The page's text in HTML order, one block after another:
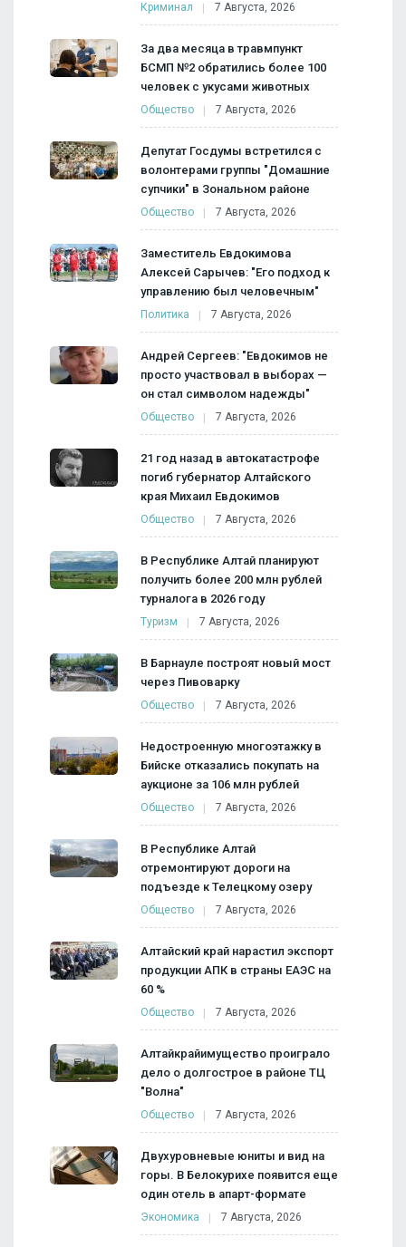
Криминал 7 Августа, 2026
За два месяца в травмпункт
БСМП №2 обратились более 100
человек с укусами животных
Общество 7 Августа, 2026
Депутат Госдумы встретился с
волонтерами группы "Домашние
супчики" в Зональном районе
Общество 7 Августа, 2026
Заместитель Евдокимова
Алексей Сарычев: "Его подход к
управлению был человечным"
Политика 7 Августа, 2026
Андрей Сергеев: "Евдокимов не
просто участвовал в выборах —
он стал символом надежды"
Общество 7 Августа, 2026
21 год назад в автокатастрофе
погиб губернатор Алтайского
края Михаил Евдокимов
Общество 7 Августа, 2026
В Республике Алтай планируют
получить более 200 млн рублей
турналога в 2026 году
Туризм 7 Августа, 2026
В Барнауле построят новый мост
через Пивоварку
Общество 7 Августа, 2026
Недостроенную многоэтажку в
Бийске отказались покупать на
аукционе за 106 млн рублей
Общество 7 Августа, 2026
В Республике Алтай
отремонтируют дороги на
подъезде к Телецкому озеру
Общество 7 Августа, 2026
Алтайский край нарастил экспорт
продукции АПК в страны ЕАЭС на
60 %
Общество 7 Августа, 2026
Алтайкрайимущество проиграло
дело о долгострое в районе ТЦ
"Волна"
Общество 7 Августа, 2026
Двухуровневые юниты и вид на
горы. В Белокурихе появится еще
один отель в апарт-формате
Экономика 7 Августа, 2026